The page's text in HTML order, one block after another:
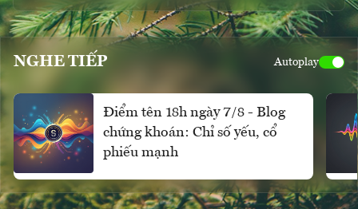
NGHE TIẾP Autoplay
Điểm tên 18h ngày 7/8 - Blog
chứng khoán: Chỉ số yếu, cổ
phiếu mạnh